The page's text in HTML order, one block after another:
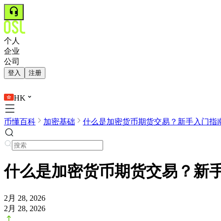
个人
企业
公司
登入 注册
HK
币懂百科 加密基础 什么是加密货币期货交易？新手入门指
什么是加密货币期货交易？新
2月 28, 2026
2月 28, 2026